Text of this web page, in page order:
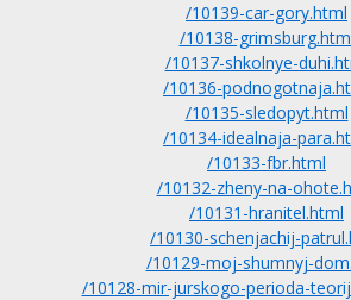
/10139-car-gory.html
/10138-
/10137-shkolnye-
/10136-
/10135-sledopyt.html
/10134-idealnaja-
/10133-fbr.html
/10132-zheny-na-
/10131-hranitel.html
/10130-schenjachij-
/10129-moj-shumnyj-
/10128-mir-jurskogo-perioda-